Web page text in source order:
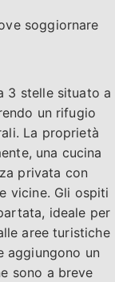
soggiornare
3 stelle situato a
un rifugio
La proprietà
una cucina
privata con
vicine. Gli ospiti
ideale per
aree turistiche
aggiungono un
sono a breve